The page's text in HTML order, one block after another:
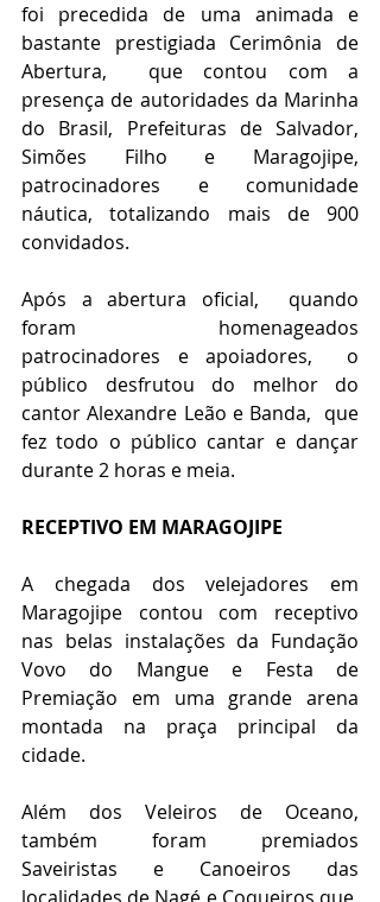
foi precedida de uma animada e
bastante prestigiada Cerimônia de
Abertura,  que contou com a
presença de autoridades da Marinha
do Brasil, Prefeituras de Salvador,
Simões Filho e Maragojipe,
patrocinadores e comunidade
náutica, totalizando mais de 900
convidados.
Após a abertura oficial,  quando
foram homenageados
patrocinadores e apoiadores,  o
público desfrutou do melhor do
cantor Alexandre Leão e Banda,  que
fez todo o público cantar e dançar
durante 2 horas e meia.
RECEPTIVO EM MARAGOJIPE
A chegada dos velejadores em
Maragojipe contou com receptivo
nas belas instalações da Fundação
Vovo do Mangue e Festa de
Premiação em uma grande arena
montada na praça principal da
cidade.
Além dos Veleiros de Oceano,
também foram premiados
Saveiristas e Canoeiros das